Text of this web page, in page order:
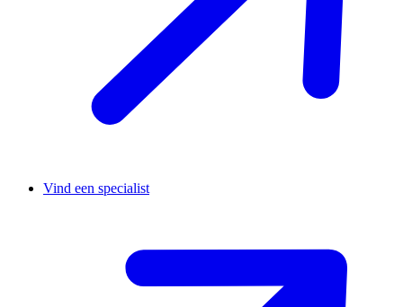
Vind een specialist